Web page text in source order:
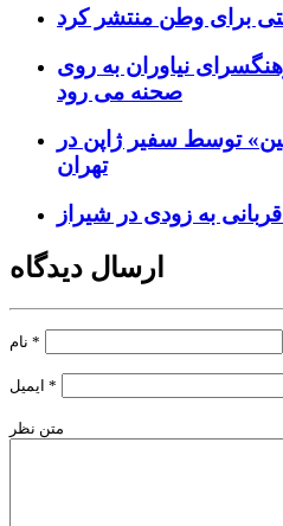
برای وطن منتشر کرد
نیاوران به روی
صحنه می رود
توسط سفیر ژاپن در
تهران
به زودی در شیراز
ارسال دیدگاه
*
*
متن نظر